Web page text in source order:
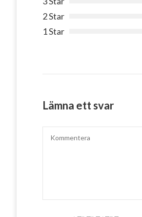
2 Star
1 Star
Lämna ett svar